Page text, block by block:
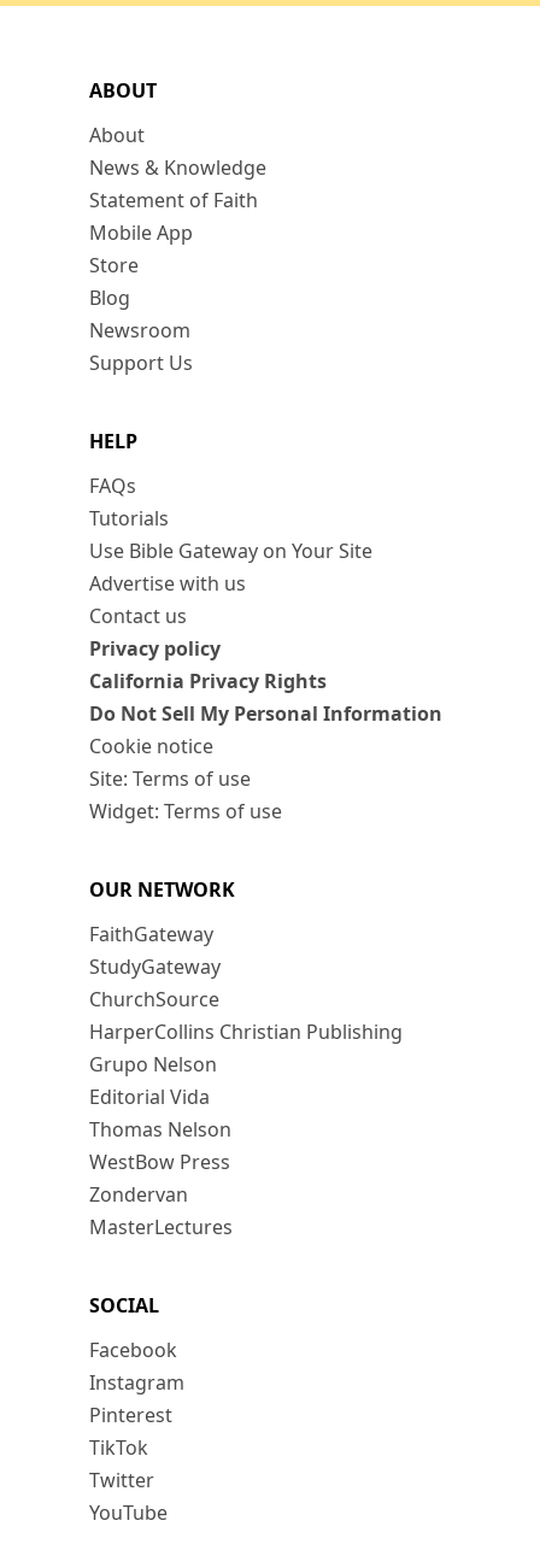
ABOUT
About
News & Knowledge
Statement of Faith
Mobile App
Store
Blog
Newsroom
Support Us
HELP
FAQs
Tutorials
Use Bible Gateway on Your Site
Advertise with us
Contact us
Privacy policy
California Privacy Rights
Do Not Sell My Personal Information
Cookie notice
Site: Terms of use
Widget: Terms of use
OUR NETWORK
FaithGateway
StudyGateway
ChurchSource
HarperCollins Christian Publishing
Grupo Nelson
Editorial Vida
Thomas Nelson
WestBow Press
Zondervan
MasterLectures
SOCIAL
Facebook
Instagram
Pinterest
TikTok
Twitter
YouTube